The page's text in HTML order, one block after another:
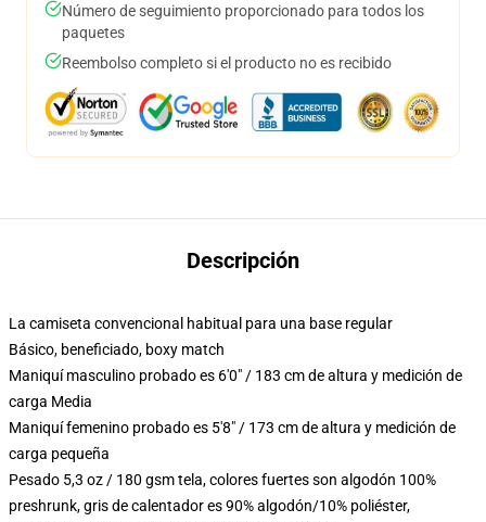
Número de seguimiento proporcionado para todos los
paquetes
Reembolso completo si el producto no es recibido
Descripción
La camiseta convencional habitual para una base regular
Básico, beneficiado, boxy match
Maniquí masculino probado es 6'0" / 183 cm de altura y medición de
carga Media
Maniquí femenino probado es 5'8" / 173 cm de altura y medición de
carga pequeña
Pesado 5,3 oz / 180 gsm tela, colores fuertes son algodón 100%
preshrunk, gris de calentador es 90% algodón/10% poliéster,